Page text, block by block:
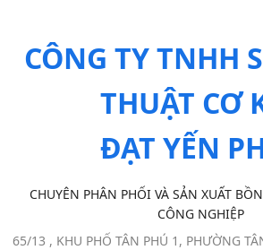
CÔNG TY TNHH
THUẬT CƠ
ĐẠT YẾN
CHUYÊN PHÂN PHỐI VÀ SẢN XUẤT
CÔNG NGHIỆP
65/13 , KHU PHỐ TÂN PHÚ 1, PHƯỜNG